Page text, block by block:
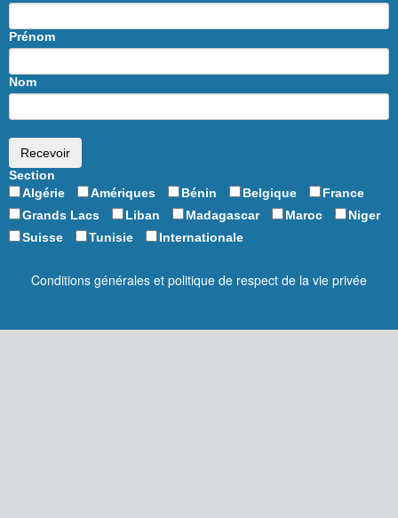
Prénom
Nom
Section
Algérie
Amériques Bénin Belgique
France
Grands Lacs
Liban Madagascar Maroc
Niger
Suisse
Tunisie Internationale
Conditions générales et politique de respect de la vie privée